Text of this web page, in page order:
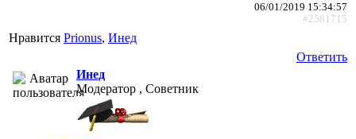
06/01/2019 15:34:57
#2581715
Нравится Prionus, Инед
Ответить
Инед
Модератор , Советник